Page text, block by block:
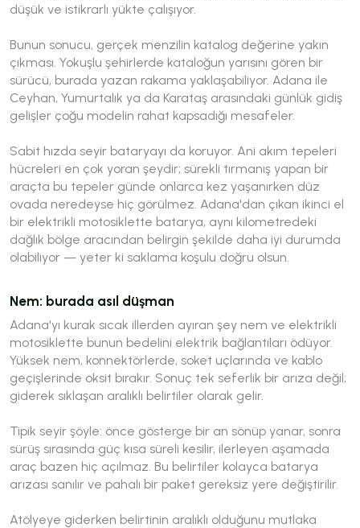
düşük ve istikrarlı yükte çalışıyor.
Bunun sonucu, gerçek menzilin katalog değerine yakın
çıkması. Yokuşlu şehirlerde kataloğun yarısını gören bir
sürücü, burada yazan rakama yaklaşabiliyor. Adana ile
Ceyhan, Yumurtalık ya da Karataş arasındaki günlük gidiş
gelişler çoğu modelin rahat kapsadığı mesafeler.
Sabit hızda seyir bataryayı da koruyor. Ani akım tepeleri
hücreleri en çok yoran şeydir; sürekli tırmanış yapan bir
araçta bu tepeler günde onlarca kez yaşanırken düz
ovada neredeyse hiç görülmez. Adana'dan çıkan ikinci el
bir elektrikli motosiklette batarya, aynı kilometredeki
dağlık bölge aracından belirgin şekilde daha iyi durumda
olabiliyor — yeter ki saklama koşulu doğru olsun.
Nem: burada asıl düşman
Adana'yı kurak sıcak illerden ayıran şey nem ve elektrikli
motosiklette bunun bedelini elektrik bağlantıları ödüyor.
Yüksek nem, konnektörlerde, soket uçlarında ve kablo
geçişlerinde oksit bırakır. Sonuç tek seferlik bir arıza değil;
giderek sıklaşan aralıklı belirtiler olarak gelir.
Tipik seyir şöyle: önce gösterge bir an sönüp yanar, sonra
sürüş sırasında güç kısa süreli kesilir, ilerleyen aşamada
araç bazen hiç açılmaz. Bu belirtiler kolayca batarya
arızası sanılır ve pahalı bir paket gereksiz yere değiştirilir.
Atölyeye giderken belirtinin aralıklı olduğunu mutlaka